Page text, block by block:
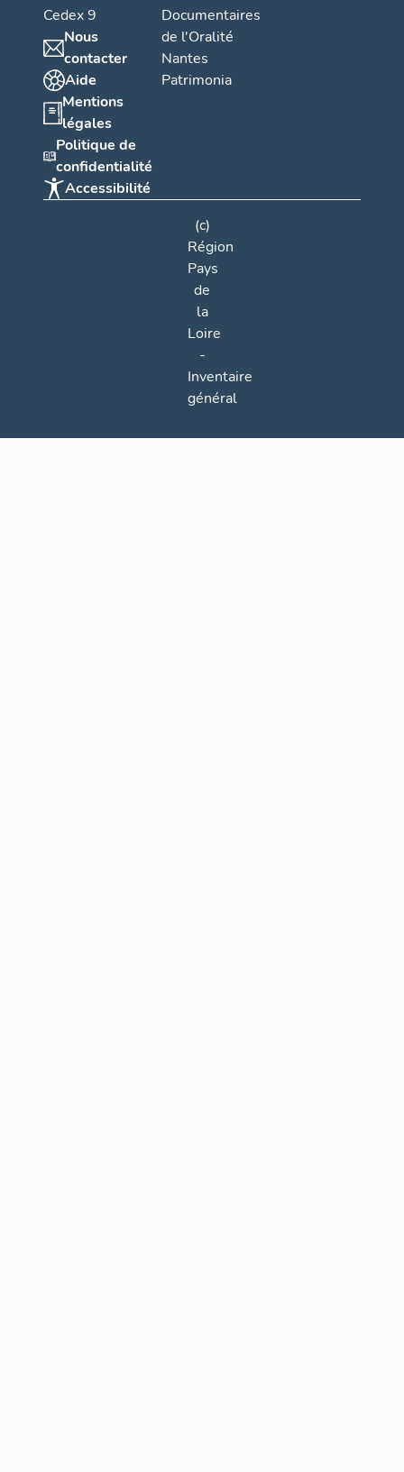
Cedex 9
Nous
contacter
Aide
Mentions
légales
Politique de
confidentialité
Accessibilité
Documentaires
de l'Oralité
Nantes
Patrimonia
(c)
Région
Pays
de
la
Loire
-
Inventaire
général